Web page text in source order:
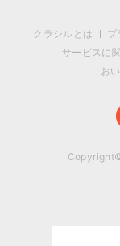
クラシルとは プ
サービスに
お